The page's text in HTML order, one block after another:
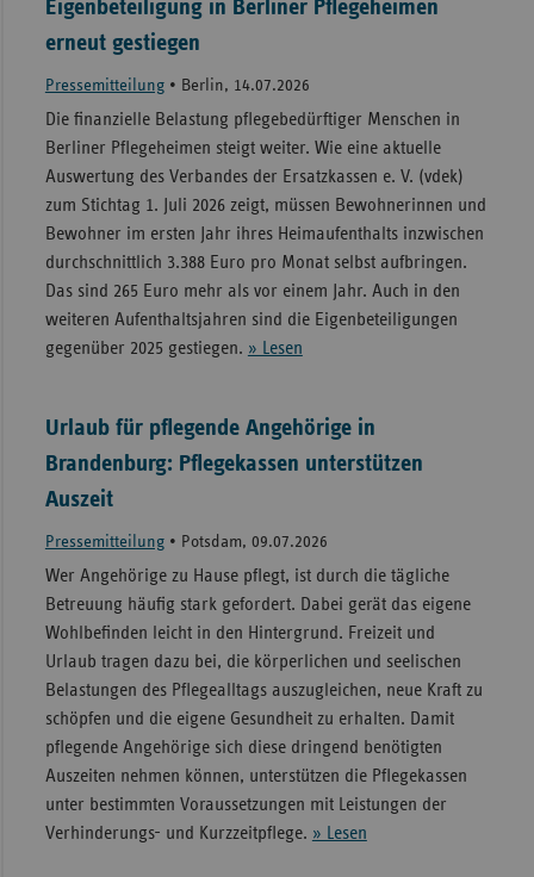
Eigenbeteiligung in Berliner Pflegeheimen
erneut gestiegen
Pressemitteilung• Berlin, 14.07.2026
Die finanzielle Belastung pflegebedürftiger Menschen in
Berliner Pflegeheimen steigt weiter. Wie eine aktuelle
Auswertung des Verbandes der Ersatzkassen e. V. (vdek)
zum Stichtag 1. Juli 2026 zeigt, müssen Bewohnerinnen und
Bewohner im ersten Jahr ihres Heimaufenthalts inzwischen
durchschnittlich 3.388 Euro pro Monat selbst aufbringen.
Das sind 265 Euro mehr als vor einem Jahr. Auch in den
weiteren Aufenthaltsjahren sind die Eigenbeteiligungen
gegenüber 2025 gestiegen. » Lesen
Urlaub für pflegende Angehörige in
Brandenburg: Pflegekassen unterstützen
Auszeit
Pressemitteilung• Potsdam, 09.07.2026
Wer Angehörige zu Hause pflegt, ist durch die tägliche
Betreuung häufig stark gefordert. Dabei gerät das eigene
Wohlbefinden leicht in den Hintergrund. Freizeit und
Urlaub tragen dazu bei, die körperlichen und seelischen
Belastungen des Pflegealltags auszugleichen, neue Kraft zu
schöpfen und die eigene Gesundheit zu erhalten. Damit
pflegende Angehörige sich diese dringend benötigten
Auszeiten nehmen können, unterstützen die Pflegekassen
unter bestimmten Voraussetzungen mit Leistungen der
Verhinderungs- und Kurzzeitpflege. » Lesen